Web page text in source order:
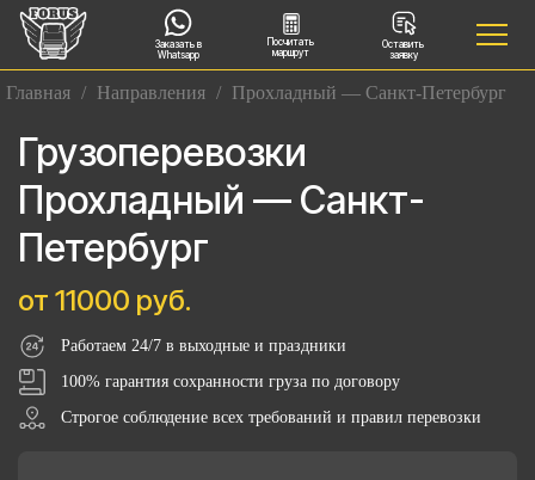
Заказать в
Whatsapp
Посчитать
маршрут
Оставить
заявку
Главная / Направления / Прохладный — Санкт-Петербург
Грузоперевозки
Прохладный — Санкт-
Петербург
от 11000 руб.
Работаем 24/7 в выходные и праздники
100% гарантия сохранности груза по договору
Строгое соблюдение всех требований и правил перевозки